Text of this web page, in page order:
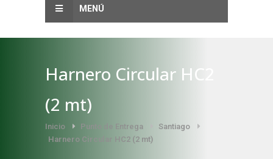
MENÚ
Harnero Circular HC2
(2 mt)
Inicio Punto de Entrega
Santiago
Harnero Circular HC2 (2 mt)